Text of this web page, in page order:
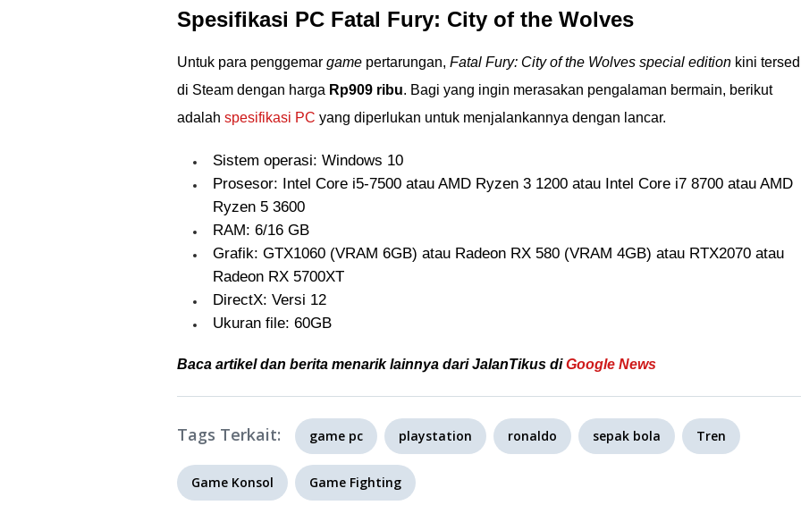
Spesifikasi PC Fatal Fury: City of the Wolves
Untuk para penggemar game pertarungan, Fatal Fury: City of the Wolves special edition kini
di Steam dengan harga Rp909 ribu. Bagi yang ingin merasakan pengalaman bermain, berikut
adalah spesifikasi PC yang diperlukan untuk menjalankannya dengan lancar.
Sistem operasi: Windows 10
Prosesor: Intel Core i5-7500 atau AMD Ryzen 3 1200 atau Intel Core i7 8700 atau AMD
Ryzen 5 3600
RAM: 6/16 GB
Grafik: GTX1060 (VRAM 6GB) atau Radeon RX 580 (VRAM 4GB) atau RTX2070 atau
Radeon RX 5700XT
DirectX: Versi 12
Ukuran file: 60GB
Baca artikel dan berita menarik lainnya dari JalanTikus diGoogle News
Tags Terkait: game pc playstation ronaldo sepak bola Tren
Game Konsol Game Fighting